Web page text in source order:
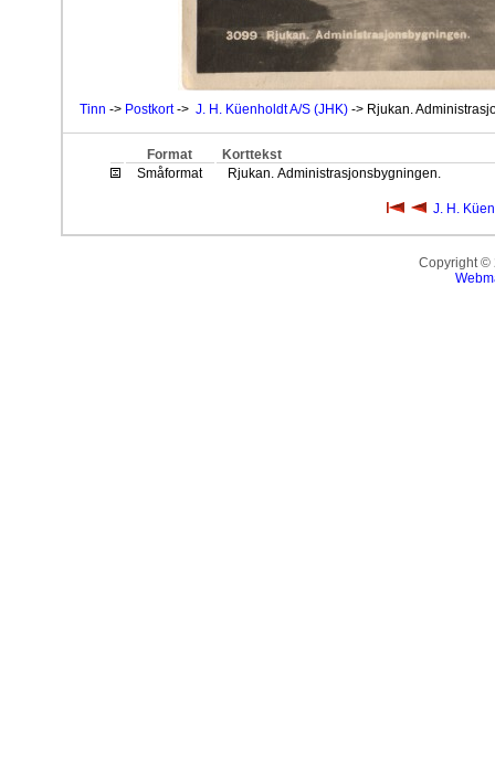
Tinn -> Postkort-> J. H. Küenholdt A/S (JHK) -> Rjukan.
Format
Korttekst
Småformat
Rjukan. Administrasjonsbygningen.
J. H.
Copyright ©